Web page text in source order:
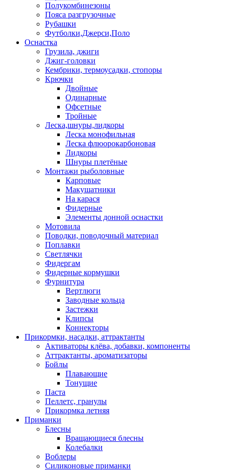
Полукомбинезоны
Пояса разгрузочные
Рубашки
Футболки,Джерси,Поло
Оснастка
Грузила, джиги
Джиг-головки
Кембрики, термоусадки, стопоры
Крючки
Двойные
Одинарные
Офсетные
Тройные
Леска,шнуры,лидкоры
Леска монофильная
Леска флюорокарбоновая
Лидкоры
Шнуры плетёные
Монтажи рыболовные
Карповые
Макушатники
На карася
Фидерные
Элементы донной оснастки
Мотовила
Поводки, поводочный материал
Поплавки
Светлячки
Фидергам
Фидерные кормушки
Фурнитура
Вертлюги
Заводные кольца
Застежки
Клипсы
Коннекторы
Прикормки, насадки, аттрактанты
Активаторы клёва, добавки, компоненты
Аттрактанты, ароматизаторы
Бойлы
Плавающие
Тонущие
Паста
Пеллетс, гранулы
Прикормка летняя
Приманки
Блесны
Вращающиеся блесны
Колебалки
Воблеры
Силиконовые приманки